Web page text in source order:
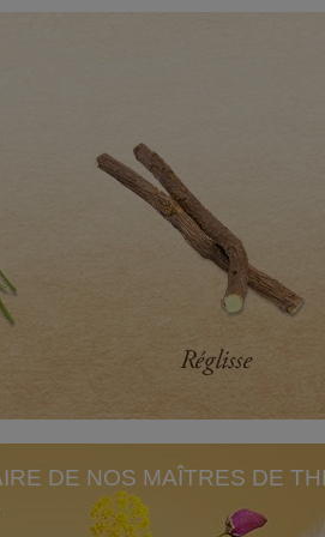
DE NOS MAÎTRES DE